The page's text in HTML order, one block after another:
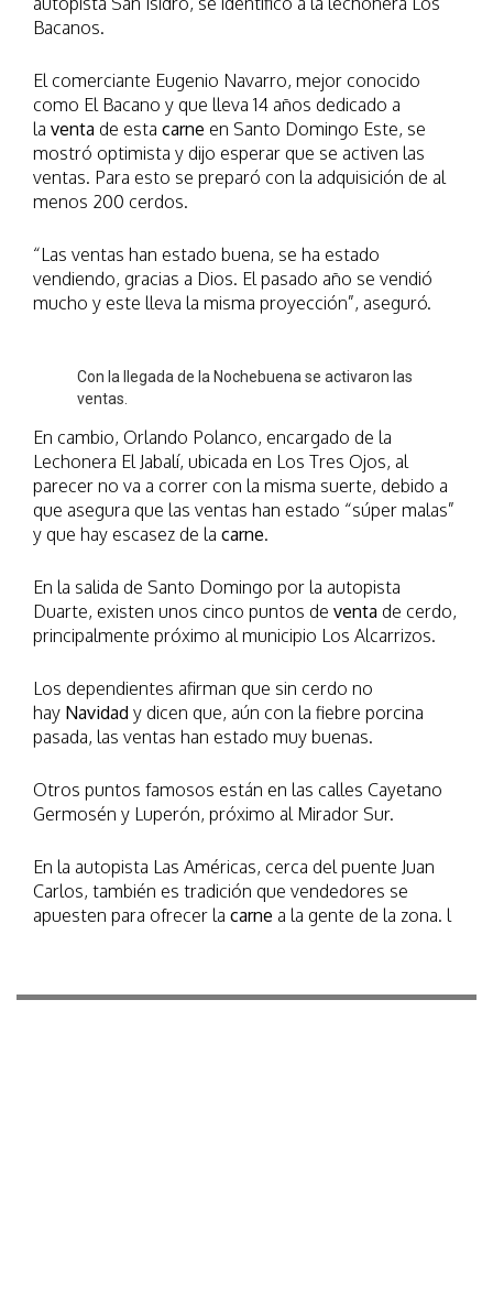
Bacanos.
El comerciante Eugenio Navarro, mejor conocido
como El Bacano y que lleva 14 años dedicado a
la venta de esta carne en Santo Domingo Este, se
mostró optimista y dijo esperar que se activen las
ventas. Para esto se preparó con la adquisición de al
menos 200 cerdos.
“Las ventas han estado buena, se ha estado
vendiendo, gracias a Dios. El pasado año se vendió
mucho y este lleva la misma proyección”, aseguró.
Con la llegada de la Nochebuena se activaron las
ventas.
En cambio, Orlando Polanco, encargado de la
Lechonera El Jabalí, ubicada en Los Tres Ojos, al
parecer no va a correr con la misma suerte, debido a
que asegura que las ventas han estado “súper malas”
y que hay escasez de la carne.
En la salida de Santo Domingo por la autopista
Duarte, existen unos cinco puntos de venta de cerdo,
principalmente próximo al municipio Los Alcarrizos.
Los dependientes afirman que sin cerdo no
hay Navidad y dicen que, aún con la fiebre porcina
pasada, las ventas han estado muy buenas.
Otros puntos famosos están en las calles Cayetano
Germosén y Luperón, próximo al Mirador Sur.
En la autopista Las Américas, cerca del puente Juan
Carlos, también es tradición que vendedores se
apuesten para ofrecer la carne a la gente de la zona. l